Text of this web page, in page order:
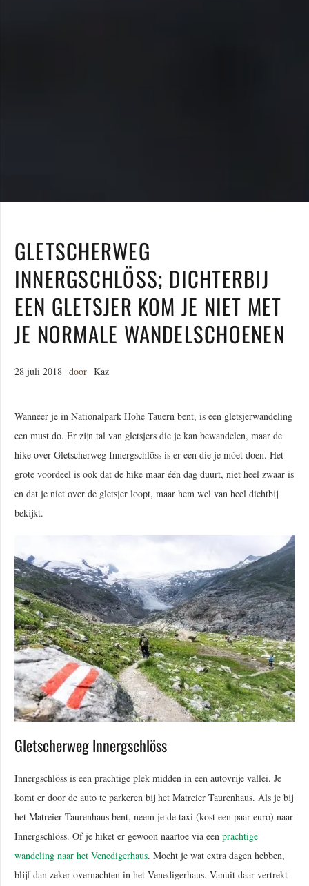
GLETSCHERWEG
INNERGSCHLÖSS; DICHTERBIJ
EEN GLETSJER KOM JE NIET MET
JE NORMALE WANDELSCHOENEN
28 juli 2018 door Kaz
Wanneer je in Nationalpark Hohe Tauern bent, is een gletsjerwandeling
een must do. Er zijn tal van gletsjers die je kan bewandelen, maar de
hike over Gletscherweg Innergschlöss is er een die je móet doen. Het
grote voordeel is ook dat de hike maar één dag duurt, niet heel zwaar is
en dat je niet over de gletsjer loopt, maar hem wel van heel dichtbij
bekijkt.
Gletscherweg Innergschlöss
Innergschlöss is een prachtige plek midden in een autovrije vallei. Je
komt er door de auto te parkeren bij het Matreier Taurenhaus. Als je bij
het Matreier Taurenhaus bent, neem je de taxi (kost een paar euro) naar
Innergschlöss. Of je hiket er gewoon naartoe via een prachtige
wandeling naar het Venedigerhaus. Mocht je wat extra dagen hebben,
blijf dan zeker overnachten in het Venedigerhaus. Vanuit daar vertrekt